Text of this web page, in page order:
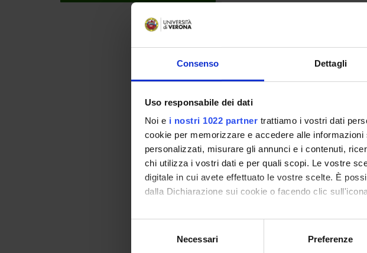
Consenso Dettagli
Uso responsabile dei dati
Noi e i nostri 1022 partner trattiamo i vostri dati
cookie per memorizzare e accedere alle
personalizzati, misurare gli annunci e i contenuti,
chi utilizza i vostri dati e per quali scopi. Le vostre
digitale in cui avete effettuato le vostre scelte. È
dalla Dichiarazione sui cookie o facendo clic
Con il tuo consenso, vorremmo anche:
raccogliere informazioni sulla tua posizione
Necessari Preferenze
May 29, 12.30-14.30 (Room B)
May 29, 15.30-17.30 (Room 1.02)
May 31, 15.30-17.30 (Room
June 5, 15.30-17.30 (Room 1.02
June 7, 15.30-17.30 (Room 1.02)